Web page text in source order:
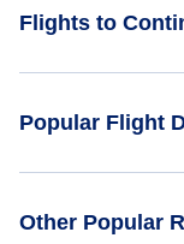
Vuelos de
Flights to
Flights to
Popular Flight
Other Popular